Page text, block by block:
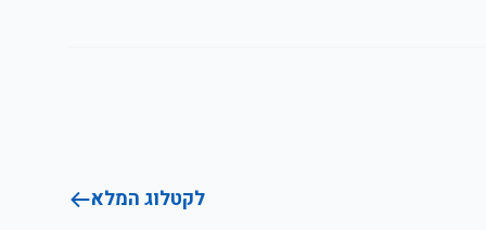
לקטלוג המלא